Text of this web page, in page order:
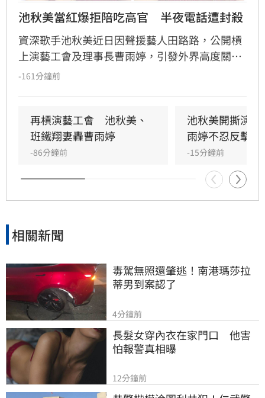
池秋美當紅爆拒陪吃高官　半夜電話遭封殺
資深歌手池秋美近日因聲援藝人田路路，公開槓
上演藝工會及理事長曹雨婷，引發外界高度關
注。池秋美過去曾以《小風帆》一曲紅遍大街小
發她通告就會斷手斷腳，導致演藝事業一落千
丈，從一週七天通告的當紅歌手淪為過往雲煙。
-161分鐘前
再槓演藝工會　池秋美、
班鐵翔妻轟曹雨婷
-86分鐘前
池秋美開撕演
雨婷不忍反擊了
-15分鐘前
相關新聞
毒駕無照還肇逃！南港瑪莎拉
蒂男到案認了
4分鐘前
長髮女穿內衣在家門口　他害
怕報警真相曝
12分鐘前